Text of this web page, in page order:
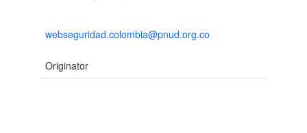
webseguridad.colombia@pnud.org.co
Originator